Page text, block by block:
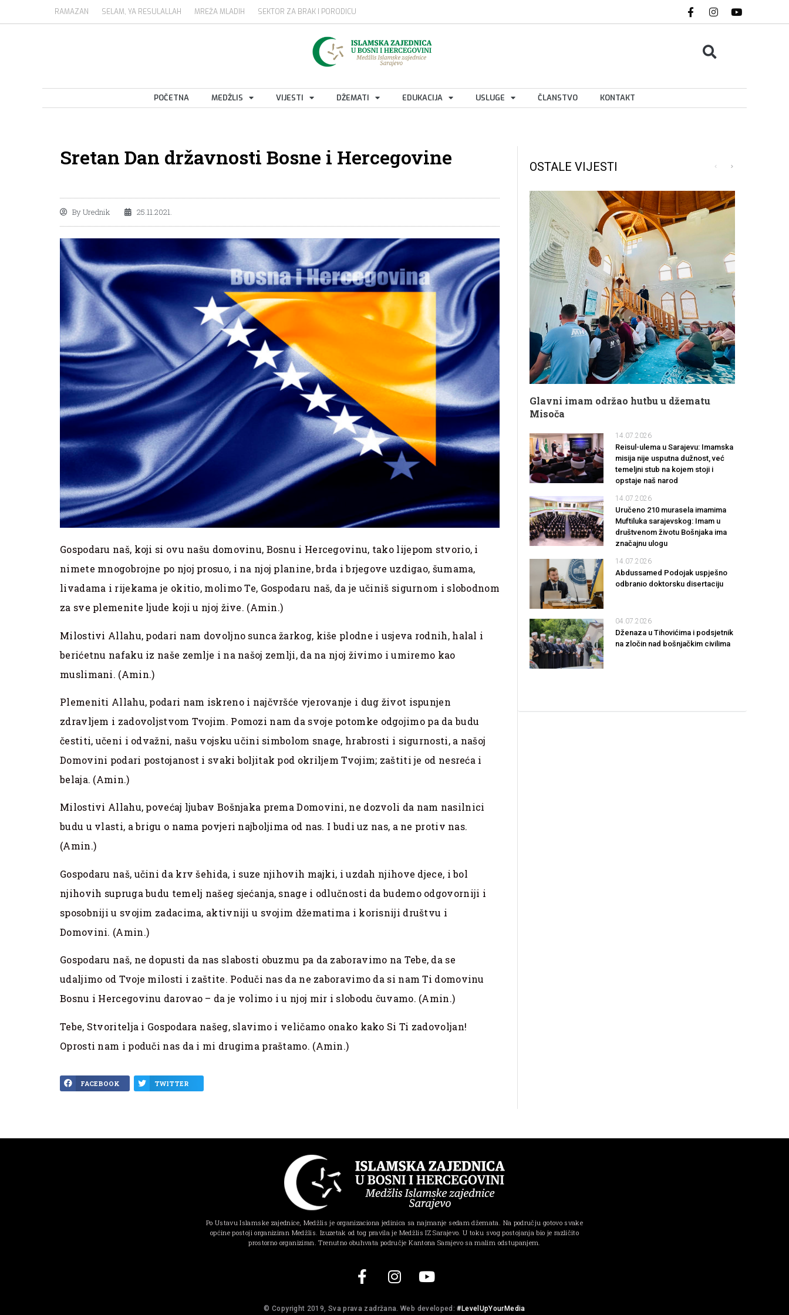
RAMAZAN SELAM, YA RESULALLAH MREŽA MLADIH SEKTOR ZA BRAK I PORODICU
POČETNA MEDŽLIS VIJESTI DŽEMATI EDUKACIJA USLUGE ČLANSTVO KONTAKT
Sretan Dan državnosti Bosne i Hercegovine
ByUrednik 25.11.2021.
Gospodaru naš, koji si ovu našu domovinu, Bosnu i Hercegovinu, tako lijepom stvorio, i
nimete mnogobrojne po njoj prosuo, i na njoj planine, brda i brjegove uzdigao, šumama,
livadama i rijekama je okitio, molimo Te, Gospodaru naš, da je učiniš sigurnom i slobodnom
za sve plemenite ljude koji u njoj žive. (Amin.)
Milostivi Allahu, podari nam dovoljno sunca žarkog, kiše plodne i usjeva rodnih, halal i
berićetnu nafaku iz naše zemlje i na našoj zemlji, da na njoj živimo i umiremo kao
muslimani. (Amin.)
Plemeniti Allahu, podari nam iskreno i najčvršće vjerovanje i dug život ispunjen
zdravljem i zadovoljstvom Tvojim. Pomozi nam da svoje potomke odgojimo pa da budu
čestiti, učeni i odvažni, našu vojsku učini simbolom snage, hrabrosti i sigurnosti, a našoj
Domovini podari postojanost i svaki boljitak pod okriljem Tvojim; zaštiti je od nesreća i
belaja. (Amin.)
Milostivi Allahu, povećaj ljubav Bošnjaka prema Domovini, ne dozvoli da nam nasilnici
budu u vlasti, a brigu o nama povjeri najboljima od nas. I budi uz nas, a ne protiv nas.
(Amin.)
Gospodaru naš, učini da krv šehida, i suze njihovih majki, i uzdah njihove djece, i bol
njihovih supruga budu temelj našeg sjećanja, snage i odlučnosti da budemo odgovorniji i
sposobniji u svojim zadacima, aktivniji u svojim džematima i korisniji društvu i
Domovini. (Amin.)
Gospodaru naš, ne dopusti da nas slabosti obuzmu pa da zaboravimo na Tebe, da se
udaljimo od Tvoje milosti i zaštite. Poduči nas da ne zaboravimo da si nam Ti domovinu
Bosnu i Hercegovinu darovao – da je volimo i u njoj mir i slobodu čuvamo. (Amin.)
Tebe, Stvoritelja i Gospodara našeg, slavimo i veličamo onako kako Si Ti zadovoljan!
Oprosti nam i poduči nas da i mi drugima praštamo. (Amin.)
FACEBOOK TWITTER
OSTALE VIJESTI
Glavni imam održao hutbu u džematu
Misoča
14.07.2026
Reisul-ulema u Sarajevu: Imamska
misija nije usputna dužnost, već
temeljni stub na kojem stoji i
opstaje naš narod
14.07.2026
Uručeno 210 murasela imamima
Muftiluka sarajevskog: Imam u
društvenom životu Bošnjaka ima
značajnu ulogu
14.07.2026
Abdussamed Podojak uspješno
odbranio doktorsku disertaciju
04.07.2026
Dženaza u Tihovićima i podsjetnik
na zločin nad bošnjačkim civilima
Po Ustavu Islamske zajednice, Medžlis je organizaciona jedinica sa najmanje sedam džemata. Na području gotovo svake
općine postoji organiziran Medžlis. Izuzetak od tog pravila je Medžlis IZ Sarajevo. U toku svog postojanja bio je različito
prostorno organiziran. Trenutno obuhvata područje Kantona Sarajevo sa malim odstupanjem.
© Copyright 2019, Sva prava zadržana. Web developed:#LevelUpYourMedia